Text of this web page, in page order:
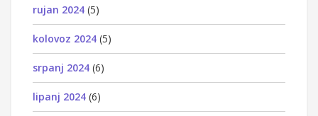
rujan 2024 (5)
kolovoz 2024 (5)
srpanj 2024 (6)
lipanj 2024 (6)